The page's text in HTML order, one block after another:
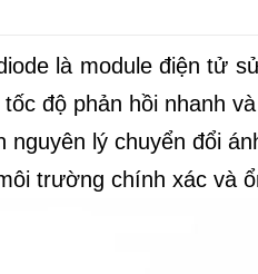
là module điện tử
độ phản hồi nhanh
nguyên lý chuyển đổi
trường chính xác và